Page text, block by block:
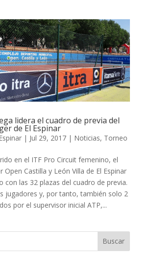
lidera el cuadro de previa del
de El Espinar
| Jul 29, 2017| Noticias, Torneo
en el ITF Pro Circuit femenino, el
Open Castilla y León Villa de El Espinar
con las 32 plazas del cuadro de previa.
jugadores y, por tanto, también solo 2
por el supervisor inicial ATP,...